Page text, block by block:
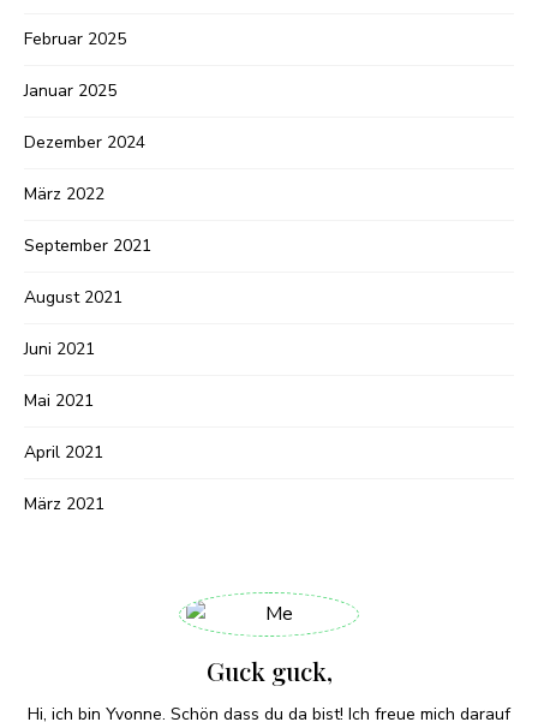
Februar 2025
Januar 2025
Dezember 2024
März 2022
September 2021
August 2021
Juni 2021
Mai 2021
April 2021
März 2021
Guck guck,
Hi, ich bin Yvonne. Schön dass du da bist! Ich freue mich darauf